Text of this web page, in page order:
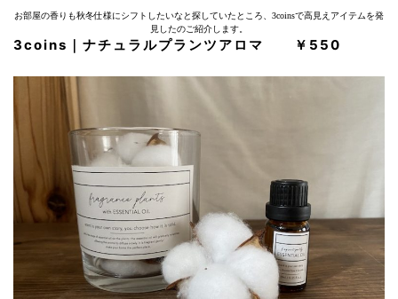
お部屋の香りも秋冬仕様にシフトしたいなと探していたところ、3coinsで高見えアイテムを発
見したのご紹介します。
3coins｜ナチュラルプランツアロマ ￥550